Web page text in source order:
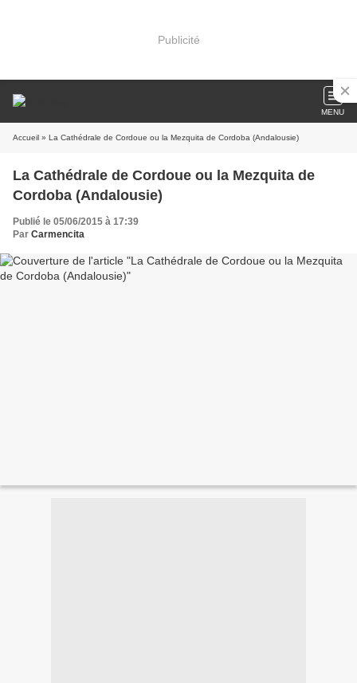
Publicité
MENU
Accueil » La Cathédrale de Cordoue ou la Mezquita de Cordoba (Andalousie)
La Cathédrale de Cordoue ou la Mezquita de
Cordoba (Andalousie)
Publié le 05/06/2015 à 17:39
Par Carmencita